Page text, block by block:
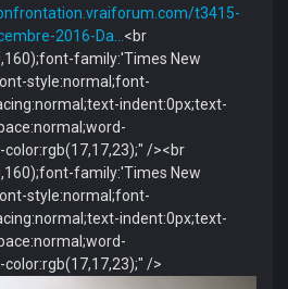
t3415-
2016-Da… <br
family:'Times New
style:normal;font-
indent:0px;text-
/><br
family:'Times New
style:normal;font-
indent:0px;text-
/>